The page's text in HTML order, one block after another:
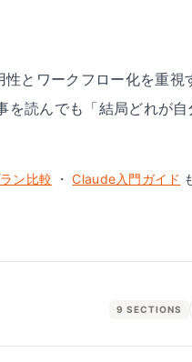
とワークフロー化を重視
読んでも「結局どれが自
ン比較 ・ Claude入門ガイド
9 SECTIONS